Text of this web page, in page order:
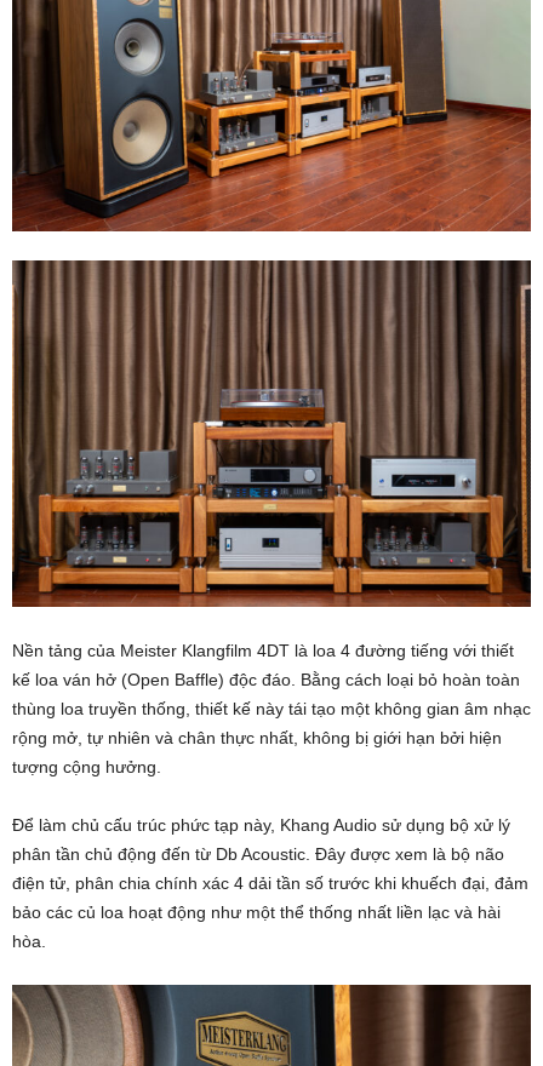
Nền tảng của Meister Klangfilm 4DT là loa 4 đường tiếng với thiết
kế loa ván hở (Open Baffle) độc đáo. Bằng cách loại bỏ hoàn toàn
thùng loa truyền thống, thiết kế này tái tạo một không gian âm nhạc
rộng mở, tự nhiên và chân thực nhất, không bị giới hạn bởi hiện
tượng cộng hưởng.
Để làm chủ cấu trúc phức tạp này, Khang Audio sử dụng bộ xử lý
phân tần chủ động đến từ Db Acoustic. Đây được xem là bộ não
điện tử, phân chia chính xác 4 dải tần số trước khi khuếch đại, đảm
bảo các củ loa hoạt động như một thể thống nhất liền lạc và hài
hòa.